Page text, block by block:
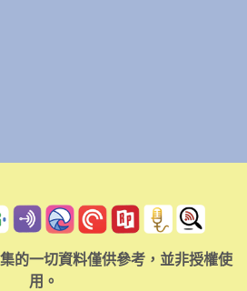
的一切資料僅供參考，並非授權使
用。